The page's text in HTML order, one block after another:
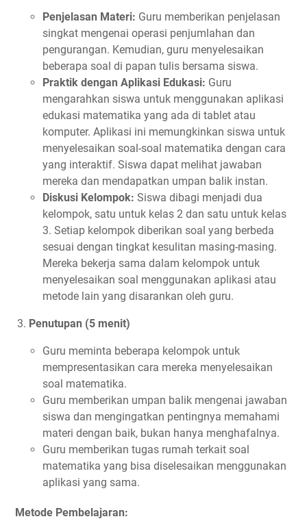
Penjelasan Materi: Guru memberikan penjelasan
singkat mengenai operasi penjumlahan dan
pengurangan. Kemudian, guru menyelesaikan
beberapa soal di papan tulis bersama siswa.
Praktik dengan Aplikasi Edukasi: Guru
mengarahkan siswa untuk menggunakan aplikasi
edukasi matematika yang ada di tablet atau
komputer. Aplikasi ini memungkinkan siswa untuk
menyelesaikan soal-soal matematika dengan cara
yang interaktif. Siswa dapat melihat jawaban
mereka dan mendapatkan umpan balik instan.
Diskusi Kelompok: Siswa dibagi menjadi dua
kelompok, satu untuk kelas 2 dan satu untuk kelas
3. Setiap kelompok diberikan soal yang berbeda
sesuai dengan tingkat kesulitan masing-masing.
Mereka bekerja sama dalam kelompok untuk
menyelesaikan soal menggunakan aplikasi atau
metode lain yang disarankan oleh guru.
Penutupan (5 menit)
Guru meminta beberapa kelompok untuk
mempresentasikan cara mereka menyelesaikan
soal matematika.
Guru memberikan umpan balik mengenai jawaban
siswa dan mengingatkan pentingnya memahami
materi dengan baik, bukan hanya menghafalnya.
Guru memberikan tugas rumah terkait soal
matematika yang bisa diselesaikan menggunakan
aplikasi yang sama.
Metode Pembelajaran: